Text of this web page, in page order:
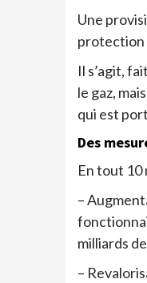
Une
protection
Il s’agit,
le gaz,
qui est
Des
En tout 10
–
milliards
–